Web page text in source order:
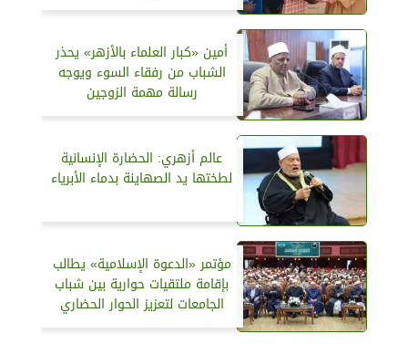
أمين «كبار العلماء بالأزهر» يحذر
الشباب من رفقاء السوء ويوجه
رسالة مهمة الزوجين
عالم أزهري: الحضارة الإنسانية
لطختها يد الصهاينة بدماء الأبرياء
مؤتمر «الدعوة الإسلامية» يطالب
بإقامة ملتقيات حوارية بين شباب
الجامعات لتعزيز الحوار الحضاري